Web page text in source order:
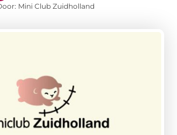
Mini Club Zuidholland